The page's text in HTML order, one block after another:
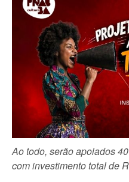
Ao todo, serão apoiados
com investimento total de